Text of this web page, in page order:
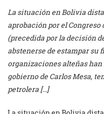
La situación en Bolivia
aprobación por el
(precedida por la decisión
abstenerse de estampar su
organizaciones alteñas
gobierno de Carlos Mesa,
petrolera […]